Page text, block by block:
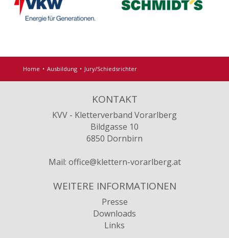
Home Ausbildung Jury/Schiedsrichter
KONTAKT
KVV - Kletterverband Vorarlberg
Bildgasse 10
6850 Dornbirn
Mail: office@klettern-vorarlberg.at
WEITERE INFORMATIONEN
Presse
Downloads
Links